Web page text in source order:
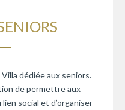
dédiée aux seniors.
de permettre aux
social et d’organiser